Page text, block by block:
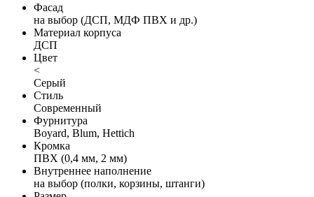
Фасад
на выбор (ДСП, МДФ ПВХ и др.)
Материал корпуса
ДСП
Цвет
<
Серый
Стиль
Современный
Фурнитура
Boyard, Blum, Hettich
Кромка
ПВХ (0,4 мм, 2 мм)
Внутреннее наполнение
на выбор (полки, корзины, штанги)